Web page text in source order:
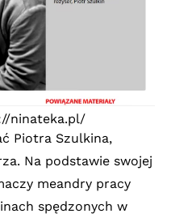
ninateka.pl/
Piotra Szulkina,
Na podstawie swojej
meandry pracy
spędzonych w